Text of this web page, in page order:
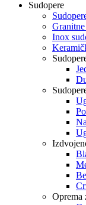
Sudopere
Inox
Oprema